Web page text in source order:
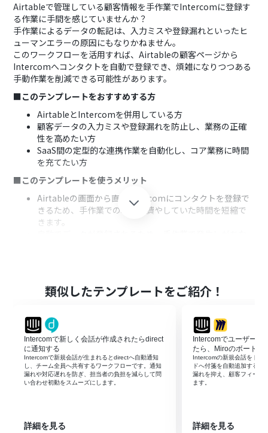
Airtableで管理している顧客情報を手作業でIntercomに登録す
る作業に手間を感じていませんか？
手作業によるデータの転記は、入力ミスや登録漏れといったヒ
ューマンエラーの原因にもなりかねません。
このワークフローを活用すれば、Airtableの顧客ページから
Intercomへコンタクトを自動で登録でき、煩雑になりつつある
手動作業を削減できる可能性があります。
■このテンプレートをおすすめする方
AirtableとIntercomを併用している方
顧客データの入力ミスや登録漏れを防止し、業務の正確
性を高めたい方
SaaS間の定型的な連携作業を自動化し、コア業務に時間
を充てたい方
■このテンプレートを使うメリット
Airtableの画面から直接Intercomにコンタクトを登録で
きるため、手作業での転記に費やしていた時間を短縮で
きます。
はじめに、AirtableとIntercomをYoomと連携します。
コード詳細ページでフローボットを起動できるように設
定します。
最後に、オペレーションでIntercomの「コンタクトを作
成」アクションを設定し、Airtableから取得した情報を紐
付けます。
※「トリガー」：フロー起動のきっかけとなるアクション、「オ
■このワークフローのカスタムポイント
類似したテンプレートをご紹介！
Intercomで新しく会話が作成されたらdirect
に通知する
Intercomで新規会話が生まれるとdirectへ自動通知
し、チーム全員へ共有するワークフローです。通知
漏れや対応遅れを防ぎ、担当者の負担を減らして問
い合わせ初動をスムーズにします。
詳細を見る
Intercomでユーザーが
たら、Miroのボードに
Intercomの新規会話をトリ
ドへ付箋を自動追加するフ
漏れを抑え、顧客フィード
ます。
詳細を見る